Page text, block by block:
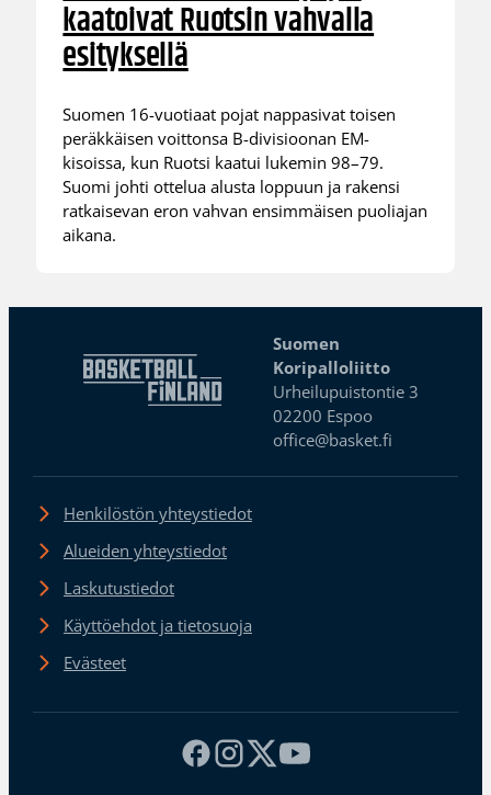
kaatoivat Ruotsin vahvalla
esityksellä
Suomen 16-vuotiaat pojat nappasivat toisen
peräkkäisen voittonsa B-divisioonan EM-
kisoissa, kun Ruotsi kaatui lukemin 98–79.
Suomi johti ottelua alusta loppuun ja rakensi
ratkaisevan eron vahvan ensimmäisen puoliajan
aikana.
Suomen
Koripalloliitto
Urheilupuistontie 3
02200 Espoo
office@basket.fi
Henkilöstön yhteystiedot
Alueiden yhteystiedot
Laskutustiedot
Käyttöehdot ja tietosuoja
Evästeet